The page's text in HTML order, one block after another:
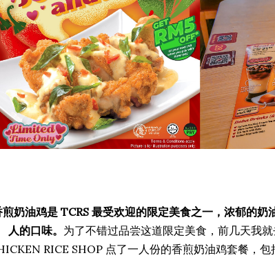
煎奶油鸡是 TCRS 最受欢迎的限定美食之一，浓郁的
人的口味。 为了不错过品尝这道限定美食，前几天我
RICE SHOP 点了一人份的香煎奶油鸡套餐，